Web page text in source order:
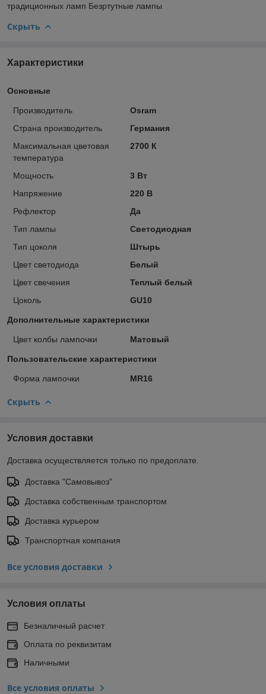
традиционных ламп Безртутные лампы
Скрыть
Характеристики
Основные
Производитель
Osram
Страна производитель
Германия
Максимальная цветовая
температура
2700 К
Мощность
3 Вт
Напряжение
220 В
Рефлектор
Да
Тип лампы
Светодиодная
Тип цоколя
Штырь
Цвет светодиода
Белый
Цвет свечения
Теплый белый
Цоколь
GU10
Дополнительные характеристики
Цвет колбы лампочки Матовый
Пользовательские характеристики
Форма лампочки MR16
Скрыть
Условия доставки
Доставка осуществляется только по предоплате.
Доставка "Самовывоз"
Доставка собственным транспортом
Доставка курьером
Транспортная компания
Все условия доставки
Условия оплаты
Безналичный расчет
Оплата по реквизитам
Наличными
Все условия оплаты